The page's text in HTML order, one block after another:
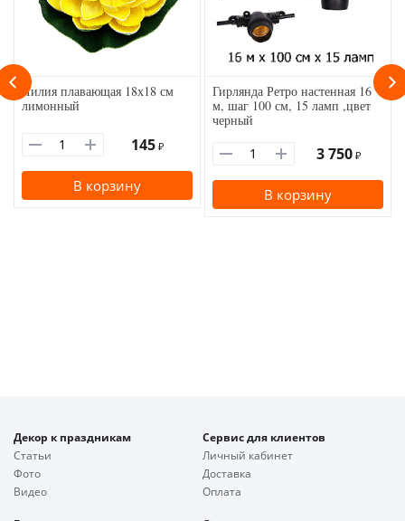
Лилия плавающая 18х18 см
лимонный
145 ₽
В корзину
Гирлянда Ретро настенная 16
м, шаг 100 см, 15 ламп ,цвет
черный
3 750 ₽
В корзину
Декор к праздникам
Статьи
Фото
Видео
Сервис для клиентов
Личный кабинет
Доставка
Оплата